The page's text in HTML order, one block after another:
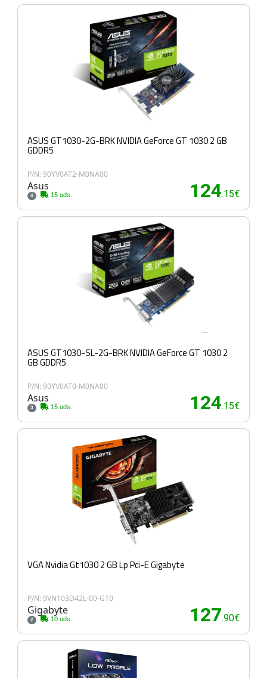
ASUS GT1030-2G-BRK NVIDIA GeForce GT 1030 2 GB
GDDR5
P/N: 90YV0AT2-M0NA00
Asus
4 15 uds. 124.15€
ASUS GT1030-SL-2G-BRK NVIDIA GeForce GT 1030 2
GB GDDR5
P/N: 90YV0AT0-M0NA00
Asus
3 15 uds. 124.15€
VGA Nvidia Gt1030 2 GB Lp Pci-E Gigabyte
P/N: 9VN103D42L-00-G10
Gigabyte
2 10 uds. 127.90€